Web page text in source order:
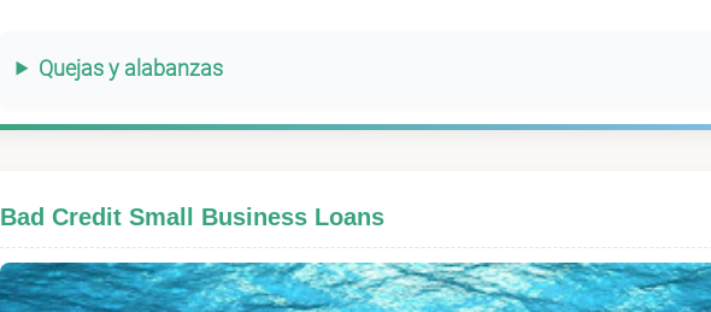
Quejas y alabanzas
Bad Credit Small Business Loans